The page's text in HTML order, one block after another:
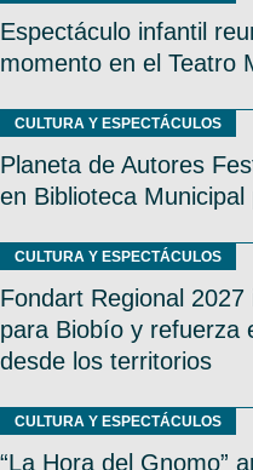
Espectáculo infantil
momento en el Teatro
CULTURA Y ESPECTÁCULOS
Planeta de Autores
en Biblioteca Municipal
CULTURA Y ESPECTÁCULOS
Fondart Regional
para Biobío y refuerza
desde los territorios
CULTURA Y ESPECTÁCULOS
“La Hora del Gnomo”